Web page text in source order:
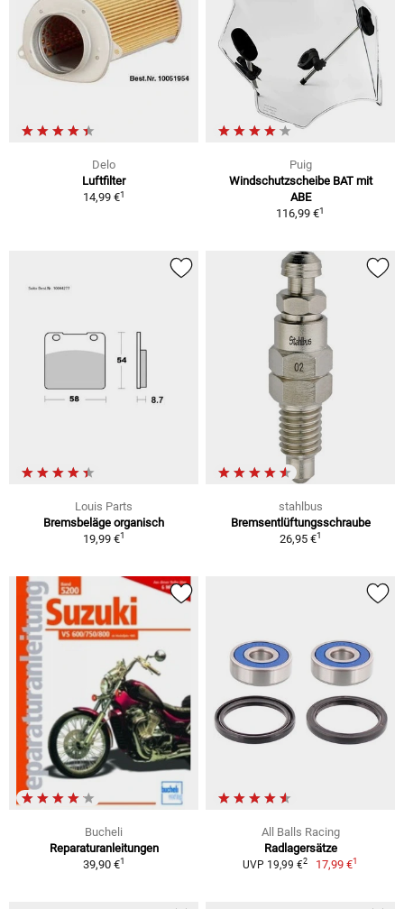
Delo
Luftfilter
14,99 €1
Puig
Windschutzscheibe BAT mit
ABE
116,99 €1
Louis Parts
Bremsbeläge organisch
19,99 €1
stahlbus
Bremsentlüftungsschraube
26,95 €1
Bucheli
Reparaturanleitungen
39,90 €1
All Balls Racing
Radlagersätze
UVP 19,99 €2 17,99 €1